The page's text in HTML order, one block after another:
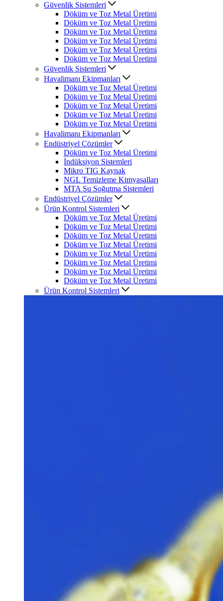
Güvenlik Sistemleri
Döküm ve Toz Metal Üretimi
Döküm ve Toz Metal Üretimi
Döküm ve Toz Metal Üretimi
Döküm ve Toz Metal Üretimi
Döküm ve Toz Metal Üretimi
Döküm ve Toz Metal Üretimi
Güvenlik Sistemleri
Havalimanı Ekipmanları
Döküm ve Toz Metal Üretimi
Döküm ve Toz Metal Üretimi
Döküm ve Toz Metal Üretimi
Döküm ve Toz Metal Üretimi
Döküm ve Toz Metal Üretimi
Havalimanı Ekipmanları
Endüstriyel Çözümler
Döküm ve Toz Metal Üretimi
İndüksiyon Sistemleri
Mikro TIG Kaynak
NGL Temizleme Kimyasalları
MTA Su Soğutma Sistemleri
Endüstriyel Çözümler
Ürün Kontrol Sistemleri
Döküm ve Toz Metal Üretimi
Döküm ve Toz Metal Üretimi
Döküm ve Toz Metal Üretimi
Döküm ve Toz Metal Üretimi
Döküm ve Toz Metal Üretimi
Döküm ve Toz Metal Üretimi
Döküm ve Toz Metal Üretimi
Döküm ve Toz Metal Üretimi
Ürün Kontrol Sistemleri